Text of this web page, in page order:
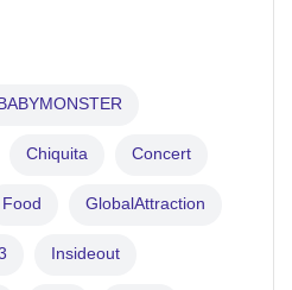
Chiquita Concert
Food GlobalAttraction
Insideout